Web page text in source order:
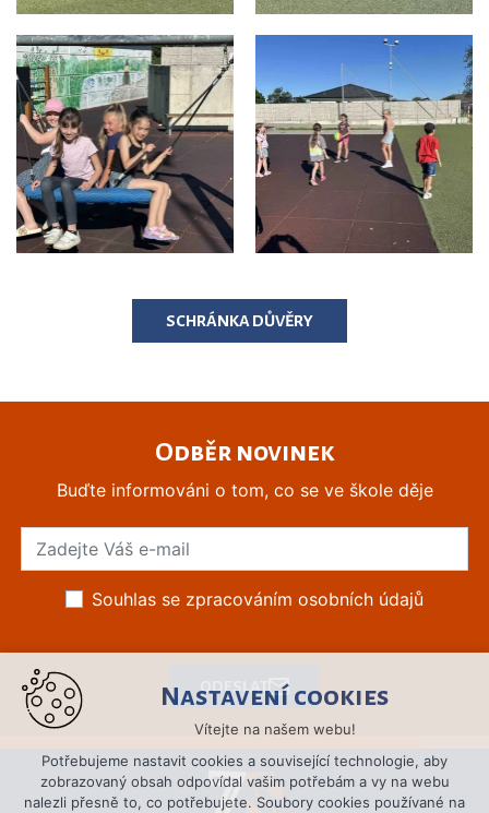
SCHRÁNKA DŮVĚRY
Odběr novinek
Buďte informováni o tom, co se ve škole děje
Souhlas se zpracováním osobních údajů
Nastavení cookies
Vítejte na našem webu!
Potřebujeme nastavit cookies a související technologie, aby
zobrazovaný obsah odpovídal vašim potřebám a vy na webu
nalezli přesně to, co potřebujete. Soubory cookies používané na